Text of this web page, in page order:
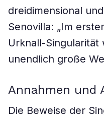
dreidimensional
Senovilla: „Im
Urknall-Singularität
unendlich große
Annahmen und
Die Beweise der